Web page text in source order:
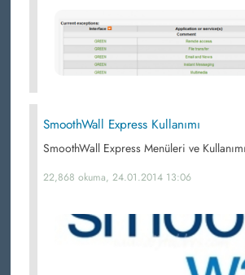
SmoothWall Express Kullanımı
SmoothWall Express Menüleri ve Kullanımı
22,868 okuma, 24.01.2014 13:06